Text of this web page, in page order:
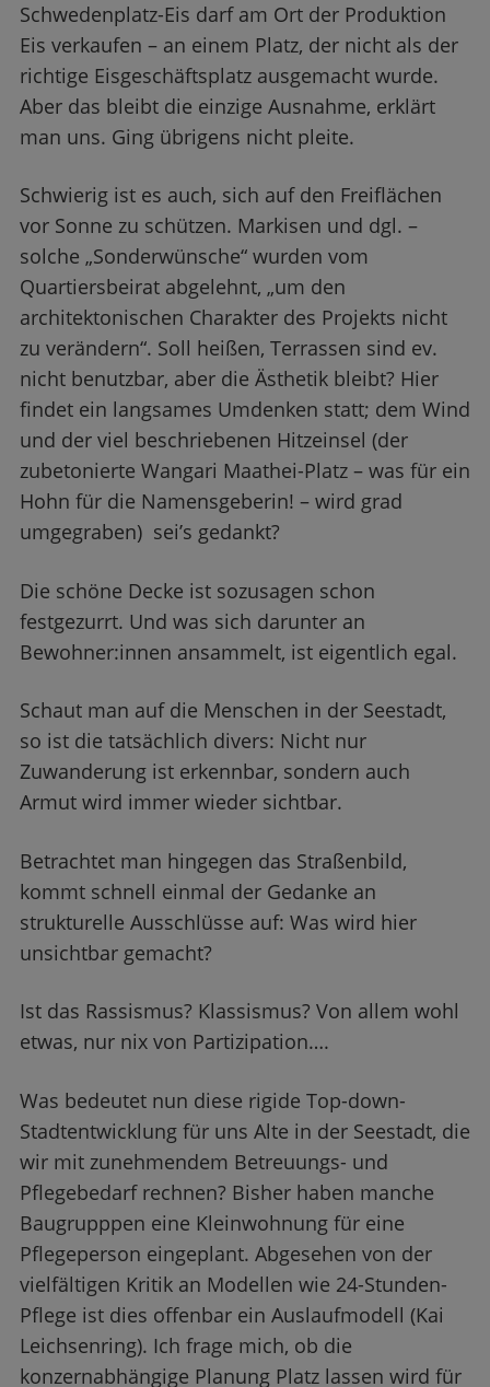
Schwedenplatz-Eis darf am Ort der Produktion
Eis verkaufen – an einem Platz, der nicht als der
richtige Eisgeschäftsplatz ausgemacht wurde.
Aber das bleibt die einzige Ausnahme, erklärt
man uns. Ging übrigens nicht pleite.
Schwierig ist es auch, sich auf den Freiflächen
vor Sonne zu schützen. Markisen und dgl. –
solche „Sonderwünsche“ wurden vom
Quartiersbeirat abgelehnt, „um den
architektonischen Charakter des Projekts nicht
zu verändern“. Soll heißen, Terrassen sind ev.
nicht benutzbar, aber die Ästhetik bleibt? Hier
findet ein langsames Umdenken statt; dem Wind
und der viel beschriebenen Hitzeinsel (der
zubetonierte Wangari Maathei-Platz – was für ein
Hohn für die Namensgeberin! – wird grad
umgegraben) sei’s gedankt?
Die schöne Decke ist sozusagen schon
festgezurrt. Und was sich darunter an
Bewohner:innen ansammelt, ist eigentlich egal.
Schaut man auf die Menschen in der Seestadt,
so ist die tatsächlich divers: Nicht nur
Zuwanderung ist erkennbar, sondern auch
Armut wird immer wieder sichtbar.
Betrachtet man hingegen das Straßenbild,
kommt schnell einmal der Gedanke an
strukturelle Ausschlüsse auf: Was wird hier
unsichtbar gemacht?
Ist das Rassismus? Klassismus? Von allem wohl
etwas, nur nix von Partizipation….
Was bedeutet nun diese rigide Top-down-
Stadtentwicklung für uns Alte in der Seestadt, die
wir mit zunehmendem Betreuungs- und
Pflegebedarf rechnen? Bisher haben manche
Baugrupppen eine Kleinwohnung für eine
Pflegeperson eingeplant. Abgesehen von der
vielfältigen Kritik an Modellen wie 24-Stunden-
Pflege ist dies offenbar ein Auslaufmodell (Kai
Leichsenring). Ich frage mich, ob die
konzernabhängige Planung Platz lassen wird für